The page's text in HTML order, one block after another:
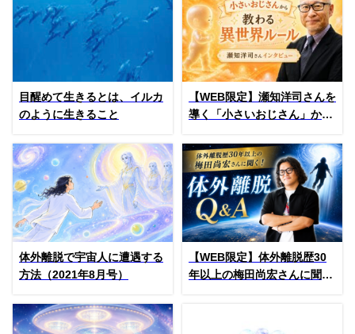
目醒めて生きるとは、イルカ
のように生きること
【WEB限定】瀬知洋司さんを
導く「小さいおじさん」から
体外離脱で宇宙人に遭遇する
方法（2021年8月号）
【WEB限定】体外離脱歴30
年以上の梅田尚宏さんに聞
衝撃のメッセージとは？